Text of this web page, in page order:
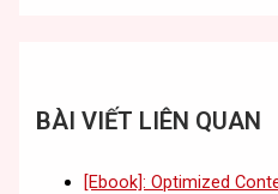
BÀI VIẾT LIÊN QUAN
[Ebook]: Optimized